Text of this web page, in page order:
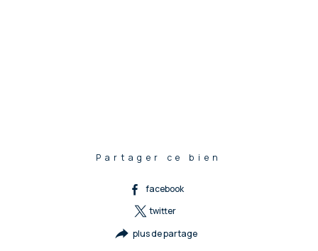
Partager ce bien
facebook
twitter
plus de partage